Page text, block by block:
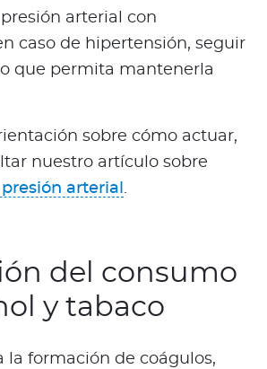
arterial con
caso de hipertensión, seguir
que permita mantenerla
sobre cómo actuar,
nuestro artículo sobre
arterial .
del consumo
y tabaco
la formación de coágulos,